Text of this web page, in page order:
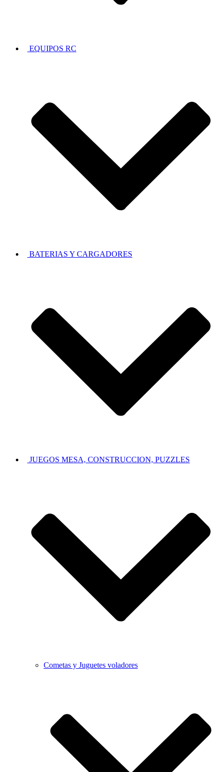
EQUIPOS RC
BATERIAS Y CARGADORES
JUEGOS MESA, CONSTRUCCION, PUZZLES
Cometas y Juguetes voladores